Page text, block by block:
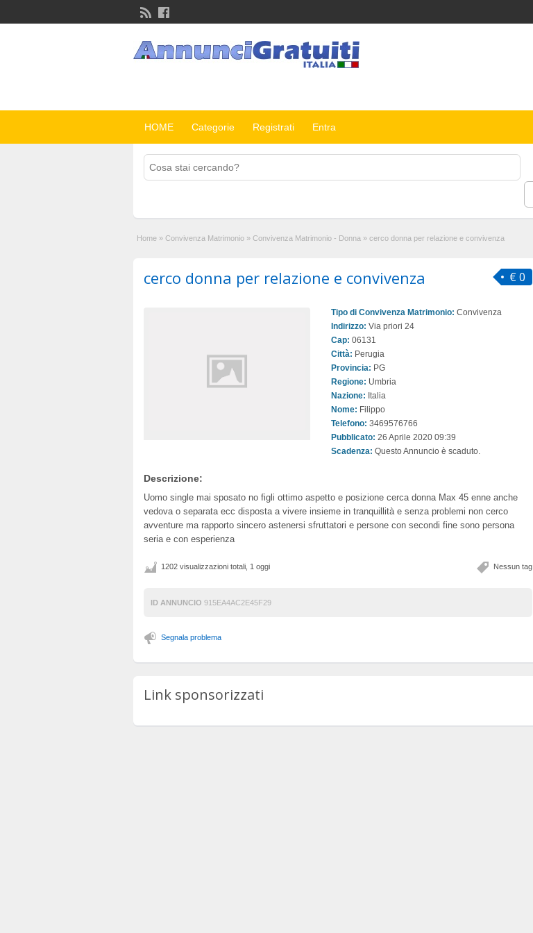
HOME Categorie Registrati Entra
Home » Convivenza Matrimonio » Convivenza Matrimonio - Donna » cerco donna per relazione e convivenza
€ 0
cerco donna per relazione e convivenza
Tipo di Convivenza Matrimonio: Convivenza
Indirizzo: Via priori 24
Cap: 06131
Città: Perugia
Provincia: PG
Regione: Umbria
Nazione: Italia
Nome: Filippo
Telefono: 3469576766
Pubblicato: 26 Aprile 2020 09:39
Scadenza: Questo Annuncio è scaduto.
Descrizione:
Uomo single mai sposato no figli ottimo aspetto e posizione cerca donna Max 45 enne anche
vedova o separata ecc disposta a vivere insieme in tranquillità e senza problemi non cerco
avventure ma rapporto sincero astenersi sfruttatori e persone con secondi fine sono persona
seria e con esperienza
Nessun tag
1202 visualizzazioni totali, 1 oggi
ID ANNUNCIO 915EA4AC2E45F29
Segnala problema
Link sponsorizzati